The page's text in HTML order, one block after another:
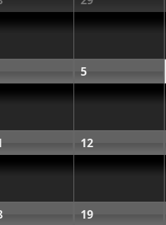
5
12
19